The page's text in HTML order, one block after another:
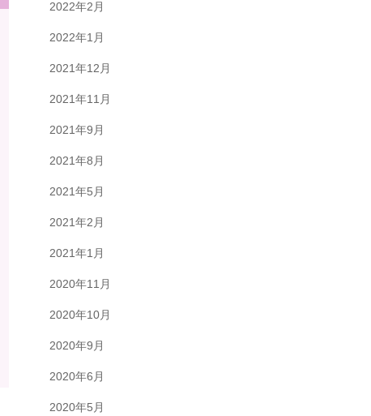
2022年2月
2022年1月
2021年12月
2021年11月
2021年9月
2021年8月
2021年5月
2021年2月
2021年1月
2020年11月
2020年10月
2020年9月
2020年6月
2020年5月